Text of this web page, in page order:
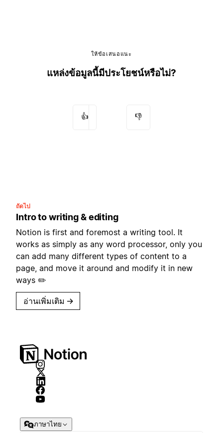
ให้ข้อเสนอแนะ
แหล่งข้อมูลนี้มีประโยชน์หรือไม่?
👍 👎
ถัดไป
Intro to writing & editing
Notion is first and foremost a writing tool. It
works as simply as any word processor, only you
can add many different types of content to a
page, and move it around and modify it in new
ways ✏️
อ่านเพิ่มเติม →
ภาษาไทย